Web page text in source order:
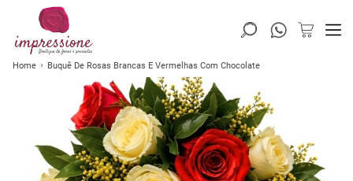
Home Buquê De Rosas Brancas E Vermelhas Com Chocolate